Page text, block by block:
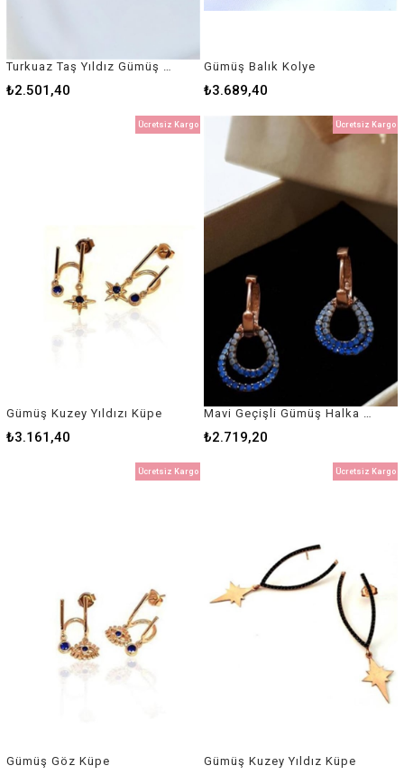
₺2.501,40
Gümüş Balık Kolye
₺3.689,40
Gümüş Kuzey Yıldızı Küpe
₺3.161,40
Ücretsiz Kargo
Mavi Geçişli Gümüş Halka Damla Küpe
₺2.719,20
Ücretsiz Kargo
Gümüş Göz Küpe
Ücretsiz Kargo
Gümüş Kuzey Yıldız Küpe
Ücretsiz Kargo